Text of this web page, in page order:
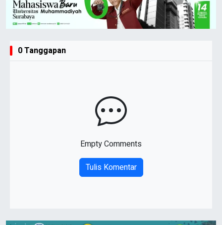
0 Tanggapan
Empty Comments
Tulis Komentar